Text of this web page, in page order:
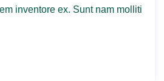
inventore ex. Sunt nam molliti